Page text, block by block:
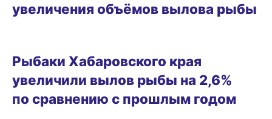
увеличения объёмов вылова рыбы
Рыбаки Хабаровского края
увеличили вылов рыбы на 2,6%
по сравнению с прошлым годом